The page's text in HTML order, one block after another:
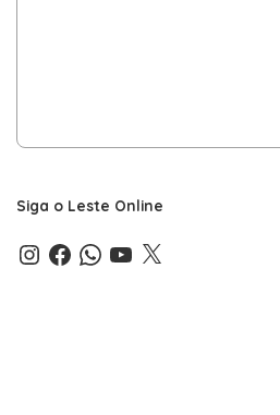
Siga o Leste Online
Instagram
Facebook
WhatsApp
YouTube
X